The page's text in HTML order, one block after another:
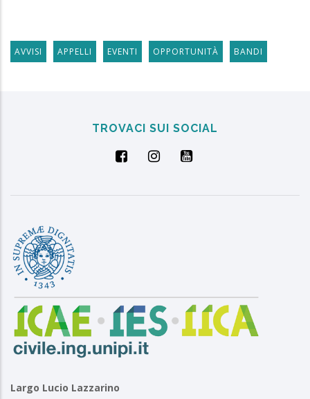
AVVISI APPELLI EVENTI OPPORTUNITÀ BANDI
TROVACI SUI SOCIAL
Largo Lucio Lazzarino